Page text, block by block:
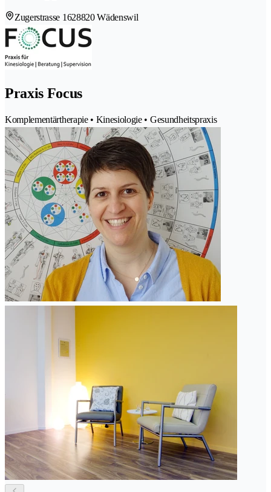
Zugerstrasse 1628820 Wädenswil
Praxis Focus
Komplementärtherapie • Kinesiologie • Gesundheitspraxis